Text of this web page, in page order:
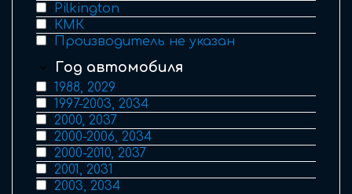
Pilkington
КМК
Производитель не указан
Год автомобиля
1988, 2029
1997-2003, 2034
2000, 2037
2000-2006, 2034
2000-2010, 2037
2001, 2031
2003, 2034